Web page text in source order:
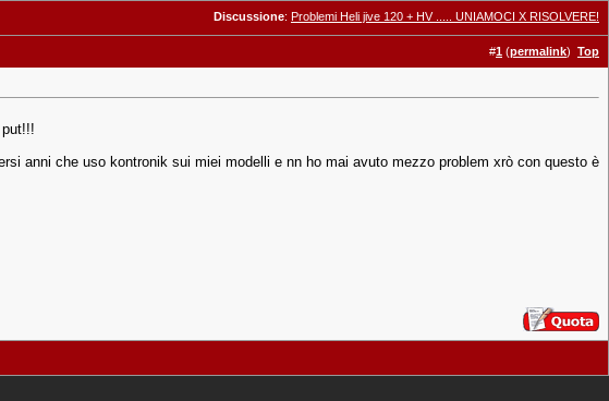
Discussione: Problemi Heli jive 120 + HV ..... UNIAMOCI X RISOLVERE!
#1 (permalink) Top
anni che uso kontronik sui miei modelli e nn ho mai avuto mezzo problem xrò con questo è